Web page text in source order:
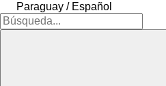
Paraguay / Español